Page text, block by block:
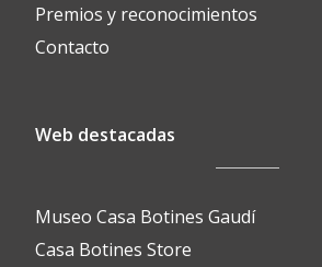
Premios y reconocimientos
Contacto
Web destacadas
Museo Casa Botines Gaudí
Casa Botines Store